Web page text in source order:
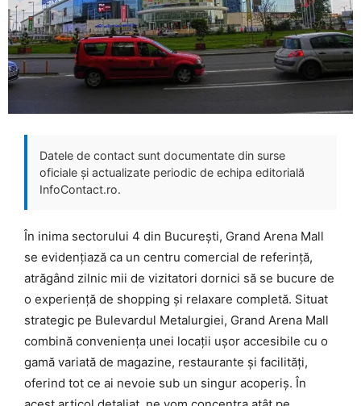
Datele de contact sunt documentate din surse
oficiale și actualizate periodic de echipa editorială
InfoContact.ro.
În inima sectorului 4 din București, Grand Arena Mall
se evidențiază ca un centru comercial de referință,
atrăgând zilnic mii de vizitatori dornici să se bucure de
o experiență de shopping și relaxare completă. Situat
strategic pe Bulevardul Metalurgiei, Grand Arena Mall
combină conveniența unei locații ușor accesibile cu o
gamă variată de magazine, restaurante și facilități,
oferind tot ce ai nevoie sub un singur acoperiș. În